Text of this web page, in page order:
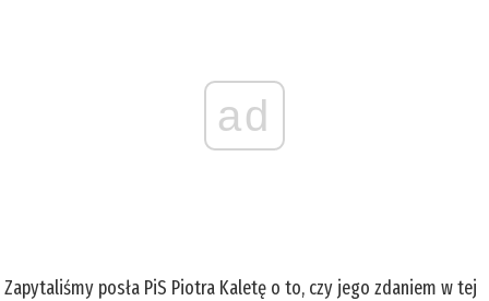
ad
Zapytaliśmy posła PiS Piotra Kaletę o to, czy jego zdaniem w tej